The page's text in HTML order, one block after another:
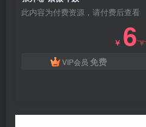
此内容为付费资源，请付费后查看
￥ 6￥
VIP会员 免费